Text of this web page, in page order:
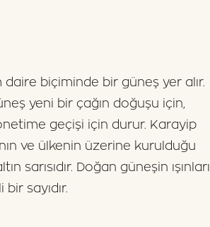
biçiminde bir güneş yer alır.
yeni bir çağın doğuşu için,
geçişi için durur. Karayip
ve ülkenin üzerine kurulduğu
sarısıdır. Doğan güneşin ışınları
sayıdır.